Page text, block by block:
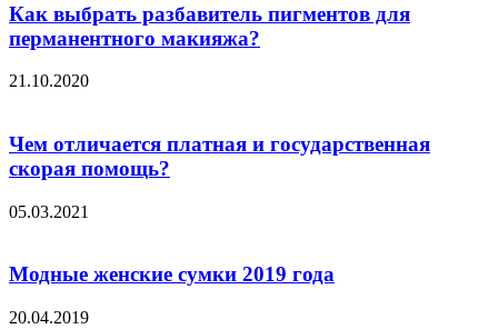
Как выбрать разбавитель пигментов для
перманентного макияжа?
21.10.2020
Чем отличается платная и государственная
скорая помощь?
05.03.2021
Модные женские сумки 2019 года
20.04.2019